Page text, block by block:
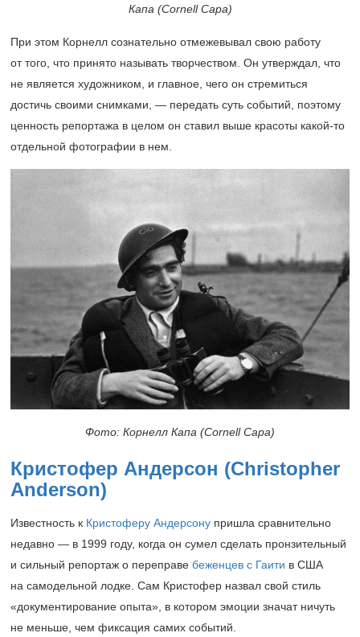
Капа (Cornell Capa)
При этом Корнелл сознательно отмежевывал свою работу
от того, что принято называть творчеством. Он утверждал, что
не является художником, и главное, чего он стремиться
достичь своими снимками, — передать суть событий, поэтому
ценность репортажа в целом он ставил выше красоты какой-то
отдельной фотографии в нем.
Фото: Корнелл Капа (Cornell Capa)
Кристофер Андерсон (Christopher
Anderson)
Известность к Кристоферу Андерсону пришла сравнительно
недавно — в 1999 году, когда он сумел сделать пронзительный
и сильный репортаж о переправе беженцев с Гаити в США
на самодельной лодке. Сам Кристофер назвал свой стиль
«документирование опыта», в котором эмоции значат ничуть
не меньше, чем фиксация самих событий.